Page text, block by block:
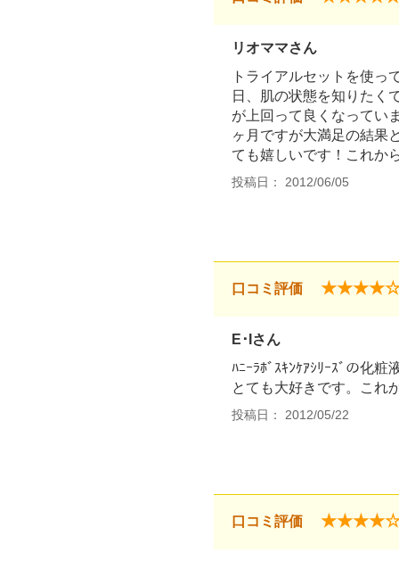
リオママさん
トライアルセットを使っ
日、肌の状態を知りたく
が上回って良くなってい
ヶ月ですが大満足の結果
ても嬉しいです！これか
投稿日： 2012/06/05
口コミ評価
E･Iさん
ﾊﾆｰﾗﾎﾞｽｷﾝｹｱｼﾘｰｽﾞの化
とても大好きです。これ
投稿日： 2012/05/22
口コミ評価